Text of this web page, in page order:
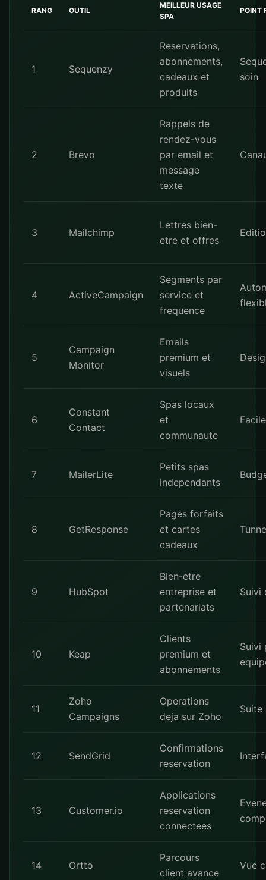
RANG OUTIL
MEILLEUR USAGE
SPA
POINT
1 Sequenzy
Reservations,
abonnements,
cadeaux et
produits
soin
2 Brevo
Rappels de
rendez-vous
par email et
message
texte
3 Mailchimp
Lettres bien-
etre et offres
4 ActiveCampaign
Segments par
service et
frequence
5
Campaign
Monitor
Emails
premium et
visuels
6
Constant
Contact
Spas locaux
et
communaute
7 MailerLite
Petits spas
independants
8 GetResponse
Pages forfaits
et cartes
cadeaux
9 HubSpot
Bien-etre
entreprise et
partenariats
Suivi
10 Keap
Clients
premium et
abonnements
Suivi
11
Zoho
Campaigns
Operations
deja sur Zoho
Suite
12 SendGrid
Confirmations
reservation
13 Customer.io
Applications
reservation
connectees
14 Ortto
Parcours
client avance
Vue